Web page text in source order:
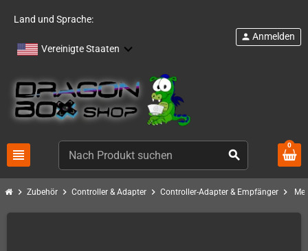
Land und Sprache:
Vereinigte Staaten
view_headline search
person Anmelden
0
chevron_right Zubehör chevron_right Controller & Adapter chevron_right Controller-Adapter & Empfänger chevron_right